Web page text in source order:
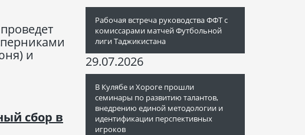
и
сбор в
Рабочая встреча руководства ФФТ с
комиссарами матчей Футбольной
лиги Таджикистана
29.07.2026
В Кулябе и Хороге прошли
семинары по развитию талантов,
внедрению единой методологии и
идентификации перспективных
игроков